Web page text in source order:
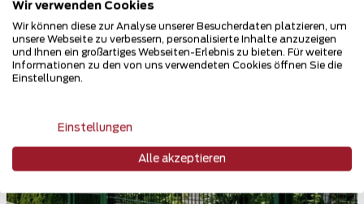
Wir verwenden Cookies
Wir können diese zur Analyse unserer Besucherdaten platzieren, um
unsere Webseite zu verbessern, personalisierte Inhalte anzuzeigen
und Ihnen ein großartiges Webseiten-Erlebnis zu bieten. Für weitere
Informationen zu den von uns verwendeten Cookies öffnen Sie die
Einstellungen.
Einstellungen
Alle akzeptieren